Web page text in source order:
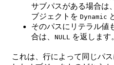
サブパスがある場合は
ブジェクトを Dynamic
そのパスにリテラル値
合は、 NULL を返します
これは、行によって同じパ